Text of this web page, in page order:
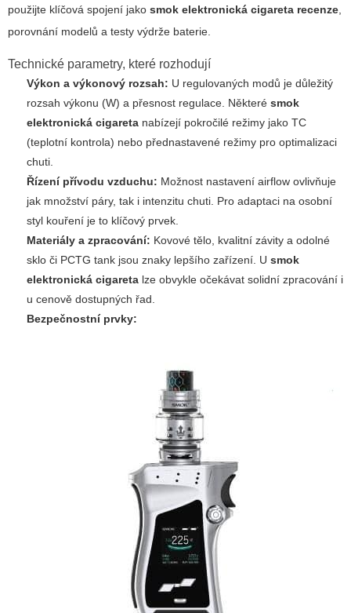
použijte klíčová spojení jako smok elektronická cigareta recenze,
porovnání modelů a testy výdrže baterie.
Technické parametry, které rozhodují
Výkon a výkonový rozsah: U regulovaných modů je důležitý
rozsah výkonu (W) a přesnost regulace. Některé smok
elektronická cigareta nabízejí pokročilé režimy jako TC
(teplotní kontrola) nebo přednastavené režimy pro optimalizaci
chuti.
Řízení přívodu vzduchu: Možnost nastavení airflow ovlivňuje
jak množství páry, tak i intenzitu chuti. Pro adaptaci na osobní
styl kouření je to klíčový prvek.
Materiály a zpracování: Kovové tělo, kvalitní závity a odolné
sklo či PCTG tank jsou znaky lepšího zařízení. U smok
elektronická cigareta lze obvykle očekávat solidní zpracování i
u cenově dostupných řad.
Bezpečnostní prvky: